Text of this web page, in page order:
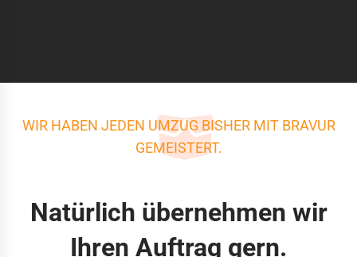
WIR HABEN JEDEN UMZUG BISHER MIT BRAVUR
GEMEISTERT.
Natürlich übernehmen wir
Ihren Auftrag gern.